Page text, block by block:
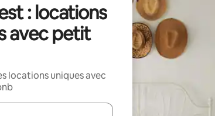
: locations
avec petit
locations uniques avec